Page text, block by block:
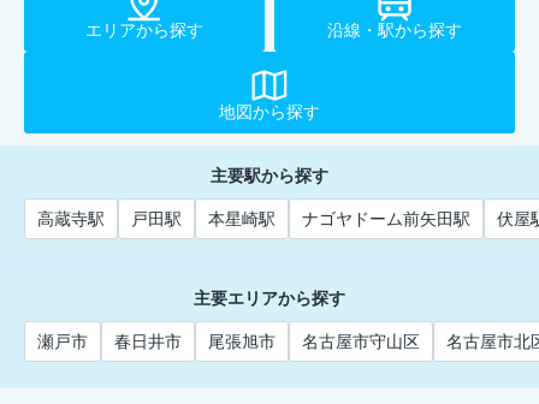
エリアから探す 沿線・駅から探す
地図から探す
主要駅から探す
高蔵寺駅 戸田駅 本星崎駅 ナゴヤドーム前矢田駅 伏屋
主要エリアから探す
瀬戸市 春日井市 尾張旭市 名古屋市守山区 名古屋市北